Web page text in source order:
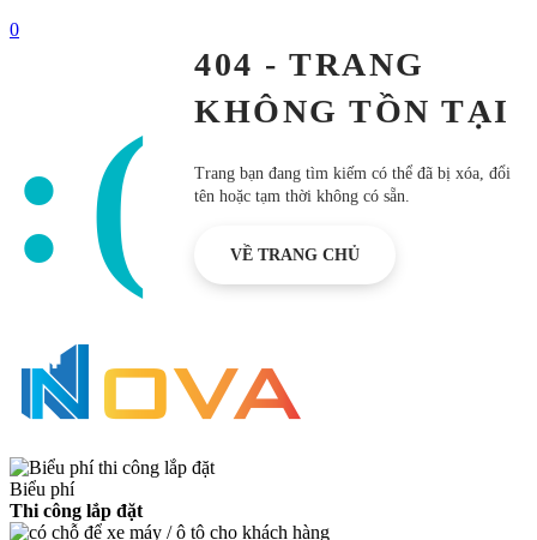
0
:(
404 - TRANG
KHÔNG TỒN TẠI
Trang bạn đang tìm kiếm có thể đã bị xóa, đổi
tên hoặc tạm thời không có sẵn.
VỀ TRANG CHỦ
Biểu phí
Thi công lắp đặt